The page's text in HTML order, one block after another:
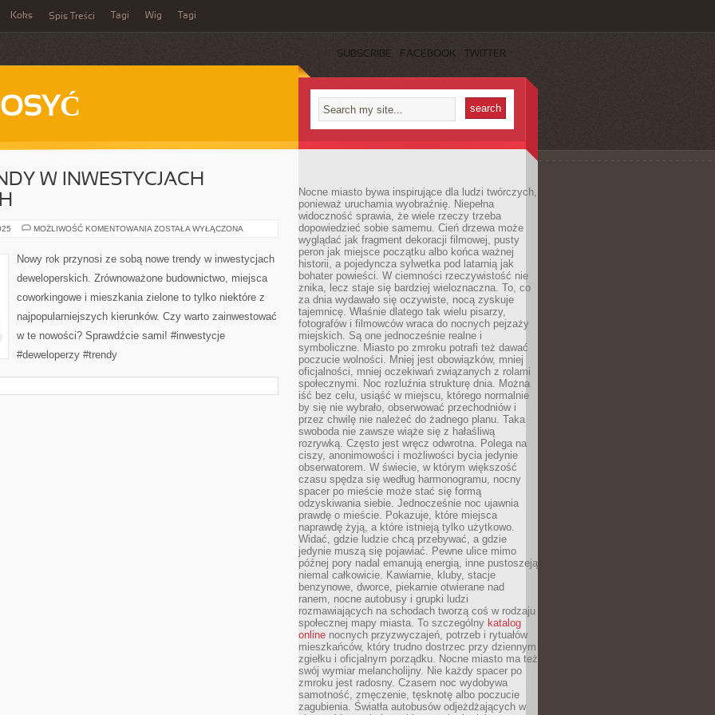
Koks Spis Treści Tagi Wig Tagi
SUBSCRIBE FACEBOOK TWITTER
W INWESTYCJACH
MOŻLIWOŚĆ KOMENTOWANIA NAJNOWSZE
INWESTYCJACH
DEWELOPERSKICH
ZOSTAŁA WYŁĄCZONA
Nowy rok przynosi ze sobą nowe trendy w inwestycjach
deweloperskich. Zrównoważone budownictwo, miejsca
coworkingowe i mieszkania zielone to tylko niektóre z
najpopularniejszych kierunków. Czy warto zainwestować
w te nowości? Sprawdźcie sami! #inwestycje
#deweloperzy #trendy
Nocne miasto bywa inspirujące dla ludzi twórczych,
ponieważ uruchamia wyobraźnię. Niepełna
widoczność sprawia, że wiele rzeczy trzeba
dopowiedzieć sobie samemu. Cień drzewa może
wyglądać jak fragment dekoracji filmowej, pusty
peron jak miejsce początku albo końca ważnej
historii, a pojedyncza sylwetka pod latarnią jak
bohater powieści. W ciemności rzeczywistość nie
znika, lecz staje się bardziej wieloznaczna. To, co
za dnia wydawało się oczywiste, nocą zyskuje
tajemnicę. Właśnie dlatego tak wielu pisarzy,
fotografów i filmowców wraca do nocnych pejzaży
miejskich. Są one jednocześnie realne i
symboliczne. Miasto po zmroku potrafi też dawać
poczucie wolności. Mniej jest obowiązków, mniej
oficjalności, mniej oczekiwań związanych z rolami
społecznymi. Noc rozluźnia strukturę dnia. Można
iść bez celu, usiąść w miejscu, którego normalnie
by się nie wybrało, obserwować przechodniów i
przez chwilę nie należeć do żadnego planu. Taka
swoboda nie zawsze wiąże się z hałaśliwą
rozrywką. Często jest wręcz odwrotna. Polega na
ciszy, anonimowości i możliwości bycia jedynie
obserwatorem. W świecie, w którym większość
czasu spędza się według harmonogramu, nocny
spacer po mieście może stać się formą
odzyskiwania siebie. Jednocześnie noc ujawnia
prawdę o mieście. Pokazuje, które miejsca
naprawdę żyją, a które istnieją tylko użytkowo.
Widać, gdzie ludzie chcą przebywać, a gdzie
jedynie muszą się pojawiać. Pewne ulice mimo
późnej pory nadal emanują energią, inne pustoszeją
niemal całkowicie. Kawiarnie, kluby, stacje
benzynowe, dworce, piekarnie otwierane nad
ranem, nocne autobusy i grupki ludzi
rozmawiających na schodach tworzą coś w rodzaju
społecznej mapy miasta. To szczególny katalog
online nocnych przyzwyczajeń, potrzeb i rytuałów
mieszkańców, który trudno dostrzec przy dziennym
zgiełku i oficjalnym porządku. Nocne miasto ma też
swój wymiar melancholijny. Nie każdy spacer po
zmroku jest radosny. Czasem noc wydobywa
samotność, zmęczenie, tęsknotę albo poczucie
zagubienia. Światła autobusów odjeżdżających w